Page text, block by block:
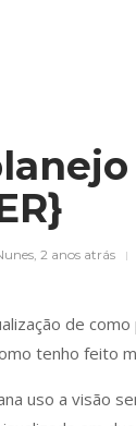
, 2 anos atrás
de
tenho feito
uso a visão